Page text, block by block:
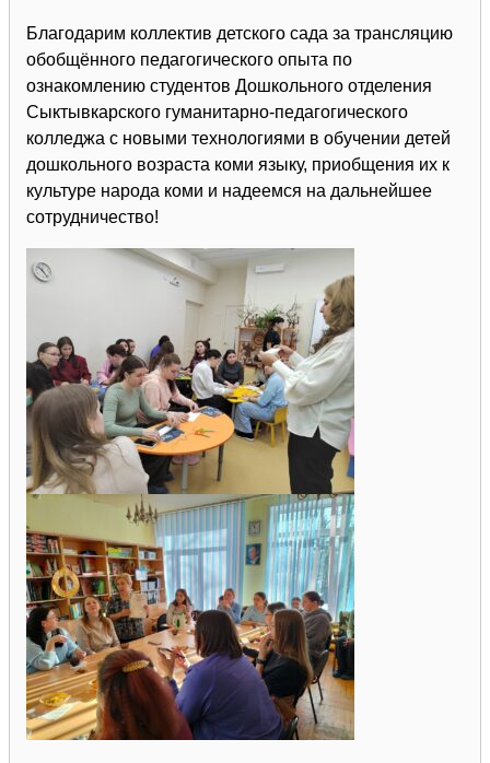
Благодарим коллектив детского сада за трансляцию
обобщённого педагогического опыта по
ознакомлению студентов Дошкольного отделения
Сыктывкарского гуманитарно-педагогического
колледжа с новыми технологиями в обучении детей
дошкольного возраста коми языку, приобщения их к
культуре народа коми и надеемся на дальнейшее
сотрудничество!